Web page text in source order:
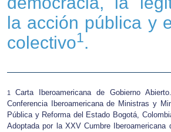
la acción pública y
colectivo1.
1 Carta Iberoamericana de Gobierno
Conferencia Iberoamericana de Ministras y
Pública y Reforma del Estado Bogotá,
Adoptada por la XXV Cumbre